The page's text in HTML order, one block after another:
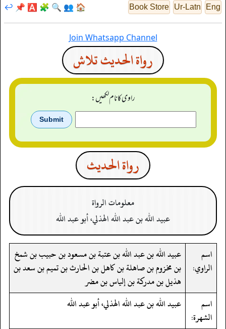
Eng
Ur-Latn
Book Store
🏠
👥
🔍
🧩
🅰️
📌
↩️
Join Whatsapp Channel
رواة الحديث تلاش
راوی کا نام لکھیں:
رواة الحدیث
معلومات الرواة
عبيد الله بن عبد الله الهذلي، أبو عبد الله
اسم
الراوي:
عبيد الله بن عبد الله بن عتبة بن مسعود بن حبيب بن شمخ
بن مخزوم بن صاهلة بن كاهل بن الحارث بن تميم بن سعد بن
هذيل بن مدركة بن إلياس بن مضر
اسم
الشهرة:
عبيد الله بن عبد الله الهذلي، أبو عبد الله